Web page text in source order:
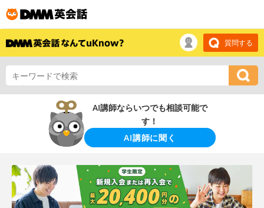
質問する
AI講師ならいつでも相談可能で
す！
AI講師に聞く